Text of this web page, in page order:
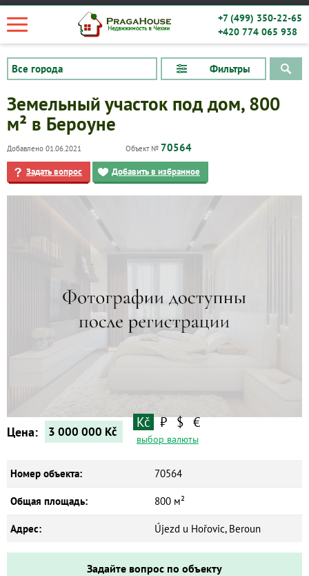
+7 (499) 350-22-65
+420 774 065 938
Фильтры
Квартиры
Земельный участок под дом, 800
м² в Бероуне
Добавлено 01.06.2021 Объект № 70564
Задать вопрос Добавить в избранное
Цена: 3 000 000 Kč
Kč ₽ $ €
выбор валюты
Номер объекта: 70564
Общая площадь: 800 м²
Адрес: Újezd u Hořovic, Beroun
Задайте вопрос по объекту